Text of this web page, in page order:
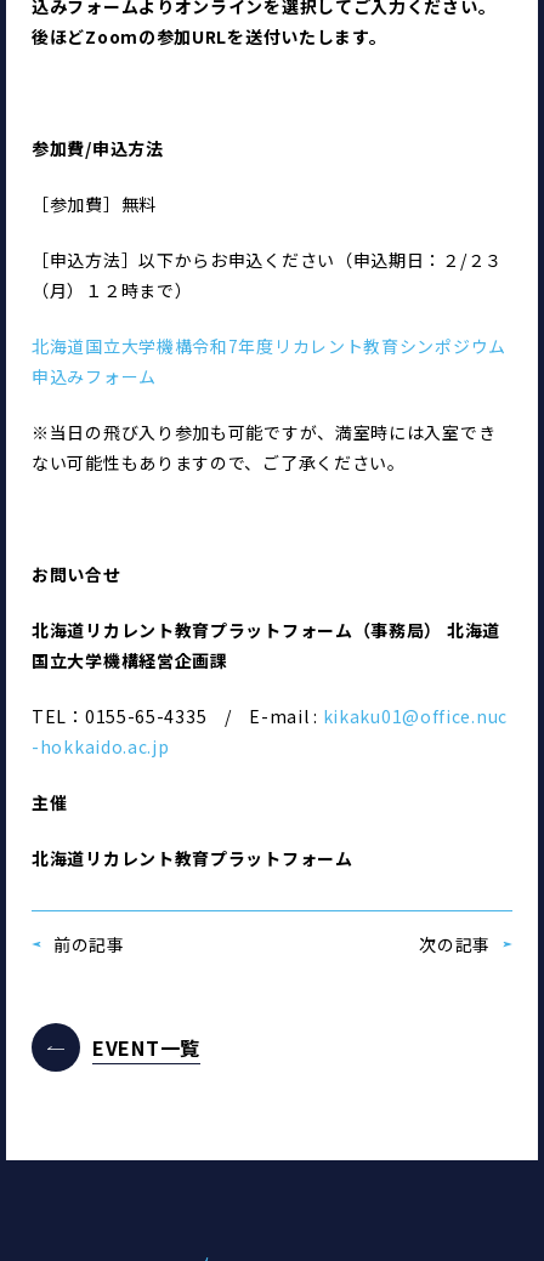
込みフォームよりオンラインを選択してご入力ください。
後ほどZoomの参加URLを送付いたします。
参加費/申込方法
［参加費］無料
［申込方法］以下からお申込ください（申込期日：２/２３
（月）１２時まで）
北海道国立大学機構令和7年度リカレント教育シンポジウム
申込みフォーム
※当日の飛び入り参加も可能ですが、満室時には入室でき
ない可能性もありますので、ご了承ください。
お問い合せ
北海道リカレント教育プラットフォーム（事務局） 北海道
国立大学機構経営企画課
TEL：0155-65-4335　/　E-mail : kikaku01@office.nuc
-hokkaido.ac.jp
主催
北海道リカレント教育プラットフォーム
前の記事 次の記事
EVENT一覧